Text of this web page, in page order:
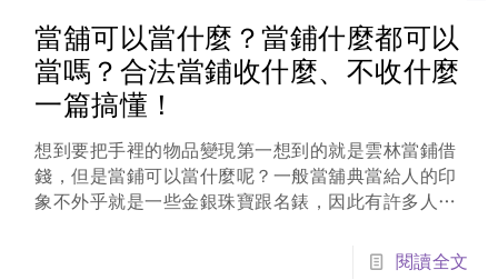
當舖可以當什麼？當鋪什麼都可以
當嗎？合法當鋪收什麼、不收什麼
一篇搞懂！
想到要把手裡的物品變現第一想到的就是雲林當鋪借
錢，但是當鋪可以當什麼呢？一般當舖典當給人的印
象不外乎就是一些金銀珠寶跟名錶，因此有許多人不
閱讀全文